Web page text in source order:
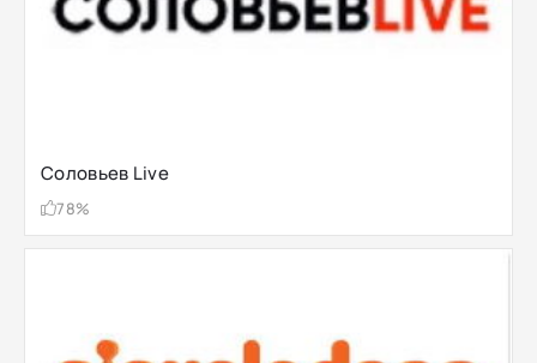
Соловьев Live
78%